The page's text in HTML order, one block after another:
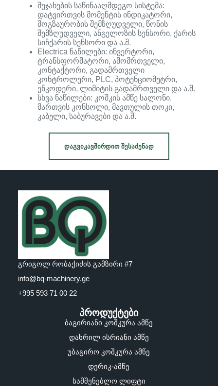
შეჯახების საწინააღმდეგო სისტემა:
დატვირთვის მომენტის ინდიკატორი,
მოგზაურობის შემზღუდველი, წონის
შემზღუდველი, ანგელოზის სენსორი, ქარის
სიჩქარის სენსორი და ა.შ.
Electrica ნაწილები: ინვერტორი,
ტრანსფორმატორი, ამომრთველი,
კონტაქტორი, გადამრთველი
კონტროლერი, PLC, პოტენციომეტრი,
ენკოდერი, ლიმიტის გადამრთველი და ა.შ.
სხვა ნაწილები: კოშკის ამწე სალონი,
მართვის კონსოლი, მავთულის თოკი,
კაბელი, საბურავები და ა.შ.
ᲓᲐᲒᲕᲘᲙᲐᲕᲨᲘᲠᲓᲘᲗ ᲨᲔᲡᲐᲫᲔᲜᲐᲓ
გრიგოლ რობაქიძის გამზირი #7
info@bq-machinery.ge
+995 593 71 00 22
პროდუქტები
ბაგირიანი კოშკურა ამწე
დახრილ ისრიანი ამწე
უბაგირო კოშკურა ამწე
დერიკ-ამწე
სამშენებლო ლიფტი